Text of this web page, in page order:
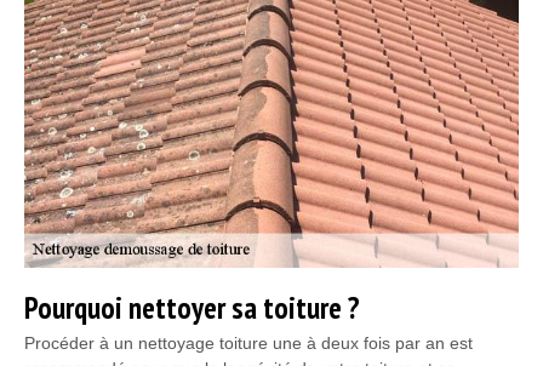
Pourquoi nettoyer sa toiture ?
Procéder à un nettoyage toiture une à deux fois par an est